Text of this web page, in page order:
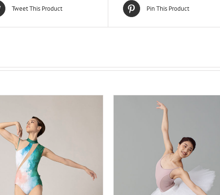
Tweet This Product Pin This Product